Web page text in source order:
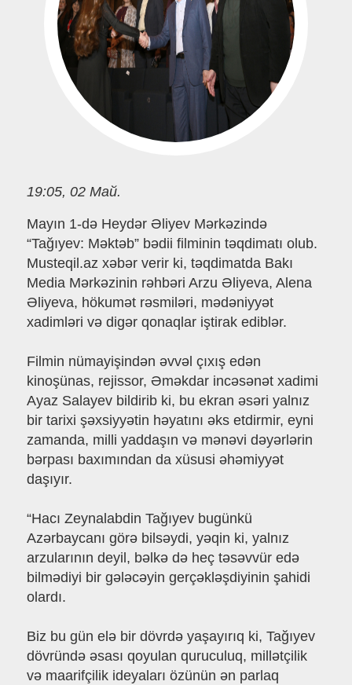
19:05, 02 Май.
Mayın 1-də Heydər Əliyev Mərkəzində
“Tağıyev: Məktəb” bədii filminin təqdimatı olub.
Musteqil.az xəbər verir ki, təqdimatda Bakı
Media Mərkəzinin rəhbəri Arzu Əliyeva, Alena
Əliyeva, hökumət rəsmiləri, mədəniyyət
xadimləri və digər qonaqlar iştirak ediblər.
Filmin nümayişindən əvvəl çıxış edən
kinoşünas, rejissor, Əməkdar incəsənət xadimi
Ayaz Salayev bildirib ki, bu ekran əsəri yalnız
bir tarixi şəxsiyyətin həyatını əks etdirmir, eyni
zamanda, milli yaddaşın və mənəvi dəyərlərin
bərpası baxımından da xüsusi əhəmiyyət
daşıyır.
“Hacı Zeynalabdin Tağıyev bugünkü
Azərbaycanı görə bilsəydi, yəqin ki, yalnız
arzularının deyil, bəlkə də heç təsəvvür edə
bilmədiyi bir gələcəyin gerçəkləşdiyinin şahidi
olardı.
Biz bu gün elə bir dövrdə yaşayırıq ki, Tağıyev
dövründə əsası qoyulan quruculuq, millətçilik
və maarifçilik ideyaları özünün ən parlaq